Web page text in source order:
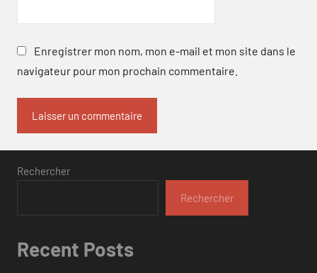
Enregistrer mon nom, mon e-mail et mon site dans le
navigateur pour mon prochain commentaire.
Rechercher
Rechercher
Recent Posts